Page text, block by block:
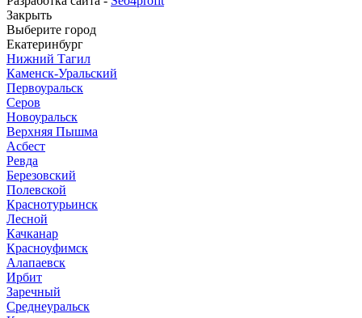
Закрыть
Выберите город
Екатеринбург
Нижний Тагил
Каменск-Уральский
Первоуральск
Серов
Новоуральск
Верхняя Пышма
Асбест
Ревда
Березовский
Полевской
Краснотурьинск
Лесной
Качканар
Красноуфимск
Алапаевск
Ирбит
Заречный
Среднеуральск